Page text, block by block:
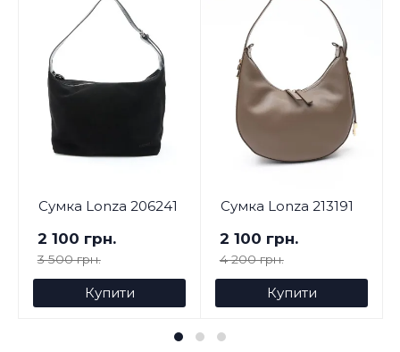
Сумка Lonza 206241
2 100 грн.
3 500 грн.
Купити
Сумка Lonza 213191
2 100 грн.
4 200 грн.
Купити